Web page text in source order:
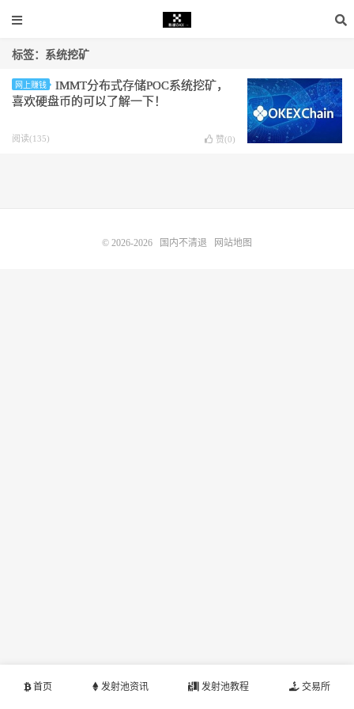
标签：系统挖矿
网上赚钱
IMMT分布式存储POC系统挖矿，
喜欢硬盘币的可以了解一下！
阅读(135) 赞(0)
首页 发射池资讯 发射池教程 交易所
© 2026-2026 国内不清退 网站地图